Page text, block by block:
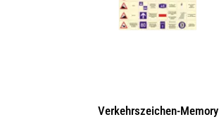
Verkehrszeichen-Memory